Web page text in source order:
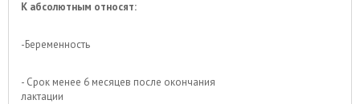
К абсолютным относят:
-Беременность
- Срок менее 6 месяцев после окончания
лактации